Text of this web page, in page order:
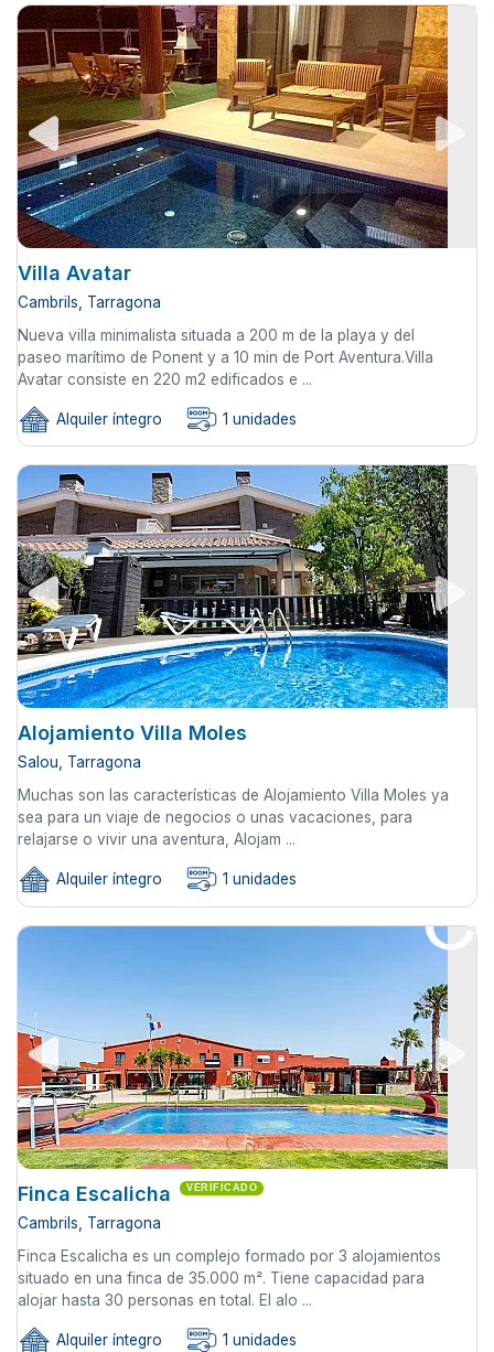
Villa Avatar
Cambrils, Tarragona
Nueva villa minimalista situada a 200 m de la playa y del
paseo marítimo de Ponent y a 10 min de Port Aventura.Villa
Avatar consiste en 220 m2 edificados e ...
Alquiler íntegro 1 unidades
Alojamiento Villa Moles
Salou, Tarragona
Muchas son las características de Alojamiento Villa Moles ya
sea para un viaje de negocios o unas vacaciones, para
relajarse o vivir una aventura, Alojam ...
Alquiler íntegro 1 unidades
Finca Escalicha VERIFICADO
Cambrils, Tarragona
Finca Escalicha es un complejo formado por 3 alojamientos
situado en una finca de 35.000 m². Tiene capacidad para
alojar hasta 30 personas en total. El alo ...
Alquiler íntegro 1 unidades